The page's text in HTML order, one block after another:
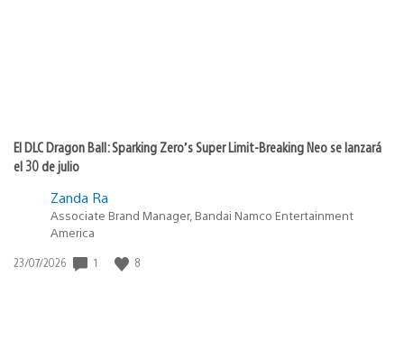
El DLC Dragon Ball: Sparking Zero’s Super Limit-Breaking Neo se lanzará
el 30 de julio
Zanda Ra
Associate Brand Manager, Bandai Namco Entertainment
America
Fecha
23/07/2026 1 8